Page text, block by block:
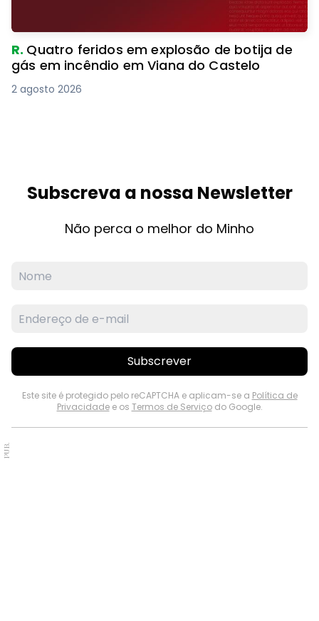
R. Quatro feridos em explosão de botija de
gás em incêndio em Viana do Castelo
2 agosto 2026
Subscreva a nossa Newsletter
Não perca o melhor do Minho
Subscrever
Este site é protegido pelo reCAPTCHA e aplicam-se a Política de
Privacidadee os Termos de Serviçodo Google.
PUB.